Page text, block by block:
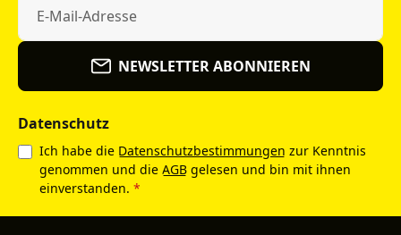
NEWSLETTER ABONNIEREN
Datenschutz
Ich habe die Datenschutzbestimmungen zur Kenntnis
genommen und die AGB gelesen und bin mit ihnen
einverstanden. *